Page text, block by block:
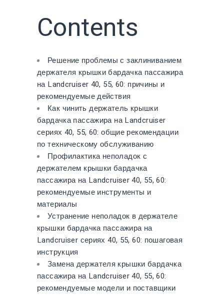
Contents
Решение проблемы с заклиниванием
держателя крышки бардачка пассажира
на Landcruiser 40, 55, 60: причины и
рекомендуемые действия
Как чинить держатель крышки
бардачка пассажира на Landcruiser
сериях 40, 55, 60: общие рекомендации
по техническому обслуживанию
Профилактика неполадок с
держателем крышки бардачка
пассажира на Landcruiser 40, 55, 60:
рекомендуемые инструменты и
материалы
Устранение неполадок в держателе
крышки бардачка пассажира на
Landcruiser сериях 40, 55, 60: пошаговая
инструкция
Замена держателя крышки бардачка
пассажира на Landcruiser 40, 55, 60:
рекомендуемые модели и поставщики